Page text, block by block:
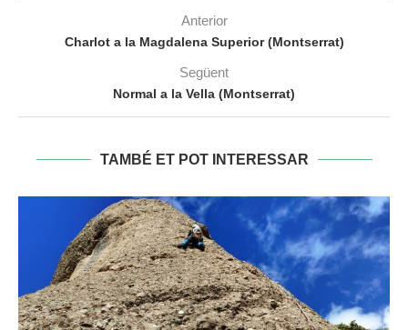
Anterior
Charlot a la Magdalena Superior (Montserrat)
Següent
Normal a la Vella (Montserrat)
TAMBÉ ET POT INTERESSAR